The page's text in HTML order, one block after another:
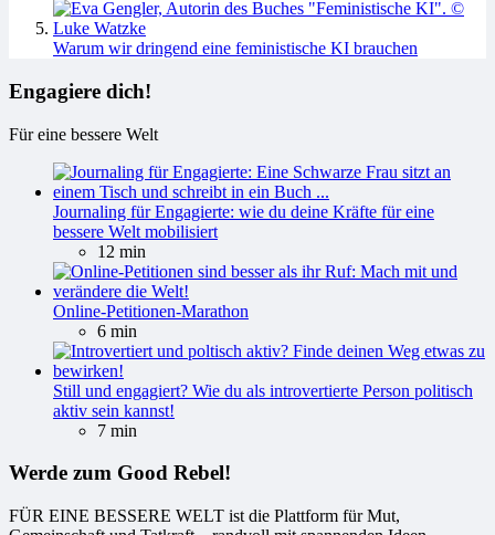
Warum wir dringend eine feministische KI brauchen
Engagiere dich!
Für eine bessere Welt
Journaling für Engagierte: wie du deine Kräfte für eine
bessere Welt mobilisiert
12 min
Online-Petitionen-Marathon
6 min
Still und engagiert? Wie du als introvertierte Person politisch
aktiv sein kannst!
7 min
Werde zum Good Rebel!
FÜR EINE BESSERE WELT ist die Plattform für Mut,